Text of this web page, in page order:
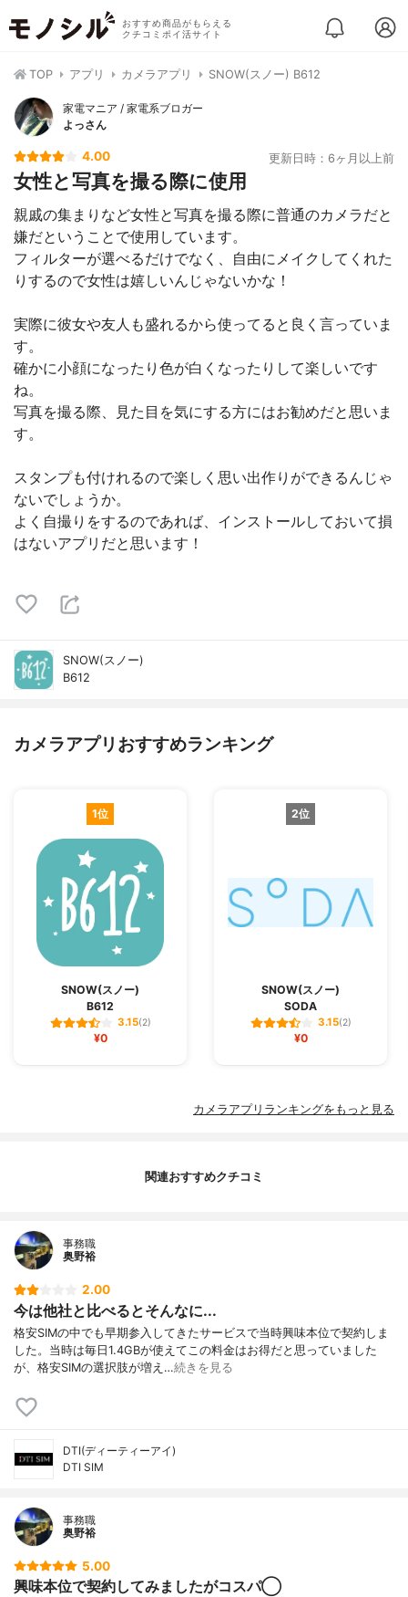
おすすめ商品がもらえる
クチコミポイ活サイト
TOP アプリ カメラアプリ SNOW(スノー) B612
家電マニア / 家電系ブロガー
よっさん
4.00 更新日時：6ヶ月以上前
女性と写真を撮る際に使用
親戚の集まりなど女性と写真を撮る際に普通のカメラだと
嫌だということで使用しています。
フィルターが選べるだけでなく、自由にメイクしてくれた
りするので女性は嬉しいんじゃないかな！
実際に彼女や友人も盛れるから使ってると良く言っていま
す。
確かに小顔になったり色が白くなったりして楽しいです
ね。
写真を撮る際、見た目を気にする方にはお勧めだと思いま
す。
スタンプも付けれるので楽しく思い出作りができるんじゃ
ないでしょうか。
よく自撮りをするのであれば、インストールしておいて損
はないアプリだと思います！
SNOW(スノー)
B612
カメラアプリおすすめランキング
1位
SNOW(スノー)
B612
3.15(2)
¥0
2位
SNOW(スノー)
SODA
3.15(2)
¥0
カメラアプリランキングをもっと見る
関連おすすめクチコミ
事務職
奥野裕
2.00
今は他社と比べるとそんなに...
格安SIMの中でも早期参入してきたサービスで当時興味本位で契約しま
した。当時は毎日1.4GBが使えてこの料金はお得だと思っていました
が、格安SIMの選択肢が増え…続きを見る
DTI(ディーティーアイ)
DTI SIM
事務職
奥野裕
5.00
興味本位で契約してみましたがコスパ◯